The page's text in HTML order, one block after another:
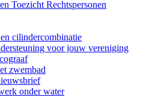
Toezicht Rechtspersonen
cilindercombinatie
voor jouw vereniging
zwembad
onder water